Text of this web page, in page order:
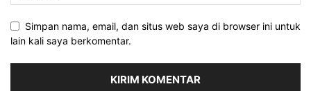
Simpan nama, email, dan situs web saya di browser ini untuk
lain kali saya berkomentar.